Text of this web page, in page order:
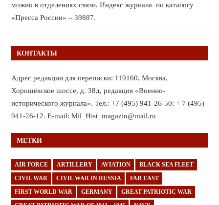
можно в отделениях связи. Индекс журнала по каталогу
«Пресса России» – 39887.
КОНТАКТЫ
Адрес редакции для переписки: 119160, Москва,
Хорошёвское шоссе, д. 38д, редакция «Военно-
исторического журнала». Тел.: +7 (495) 941-26-50; + 7 (495)
941-26-12. E-mail: Mil_Hist_magazin@mail.ru
МЕТКИ
AIR FORCE ARTILLERY AVIATION BLACK SEA FLEET
CIVIL WAR CIVIL WAR IN RUSSIA FAR EAST
FIRST WORLD WAR GERMANY GREAT PATRIOTIC WAR